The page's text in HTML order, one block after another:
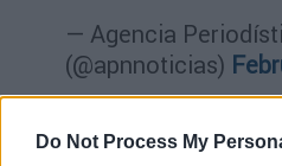
Do Not Process My
— Agencia
(@apnnoticias)
Η Κολομβία πασχίζει
του εμφυλίου πολέμου